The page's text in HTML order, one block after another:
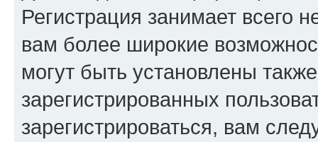
Регистрация занимает всего
вам более широкие
могут быть установлены
зарегистрированных
зарегистрироваться, вам